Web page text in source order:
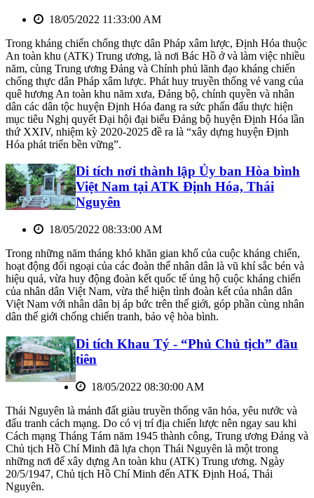
18/05/2022 11:33:00 AM
Trong kháng chiến chống thực dân Pháp xâm lược, Định Hóa thuộc
An toàn khu (ATK) Trung ương, là nơi Bác Hồ ở và làm việc nhiều
năm, cùng Trung ương Đảng và Chính phủ lãnh đạo kháng chiến
chống thực dân Pháp xâm lược. Phát huy truyền thống vẻ vang của
quê hương An toàn khu năm xưa, Đảng bộ, chính quyền và nhân
dân các dân tộc huyện Định Hóa đang ra sức phấn đấu thực hiện
mục tiêu Nghị quyết Đại hội đại biểu Đảng bộ huyện Định Hóa lần
thứ XXIV, nhiệm kỳ 2020-2025 đề ra là “xây dựng huyện Định
Hóa phát triển bền vững”.
Di tích nơi thành lập Ủy ban Hòa bình
Việt Nam tại ATK Định Hóa, Thái
Nguyên
18/05/2022 08:33:00 AM
Trong những năm tháng khó khăn gian khổ của cuộc kháng chiến,
hoạt động đối ngoại của các đoàn thể nhân dân là vũ khí sắc bén và
hiệu quả, vừa huy động đoàn kết quốc tế ủng hộ cuộc kháng chiến
của nhân dân Việt Nam, vừa thể hiện tình đoàn kết của nhân dân
Việt Nam với nhân dân bị áp bức trên thế giới, góp phần cùng nhân
dân thế giới chống chiến tranh, bảo vệ hòa bình.
Di tích Khau Tý - “Phủ Chủ tịch” đầu
tiên
18/05/2022 08:30:00 AM
Thái Nguyên là mảnh đất giàu truyền thống văn hóa, yêu nước và
đấu tranh cách mạng. Do có vị trí địa chiến lược nên ngay sau khi
Cách mạng Tháng Tám năm 1945 thành công, Trung ương Đảng và
Chủ tịch Hồ Chí Minh đã lựa chọn Thái Nguyên là một trong
những nơi để xây dựng An toàn khu (ATK) Trung ương. Ngày
20/5/1947, Chủ tịch Hồ Chí Minh đến ATK Định Hoá, Thái
Nguyên.